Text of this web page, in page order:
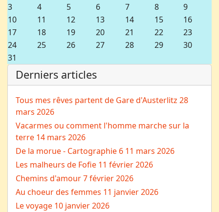
3
4 5 6 7 8
9
10
11 12 13 14 15
16
17
18 19 20 21 22
23
24
25 26 27 28 29
30
31
Derniers articles
Tous mes rêves partent de Gare d'Austerlitz 28
mars 2026
Vacarmes ou comment l'homme marche sur la
terre 14 mars 2026
De la morue - Cartographie 6 11 mars 2026
Les malheurs de Fofie 11 février 2026
Chemins d'amour7 février 2026
Au choeur des femmes 11 janvier 2026
Le voyage 10 janvier 2026